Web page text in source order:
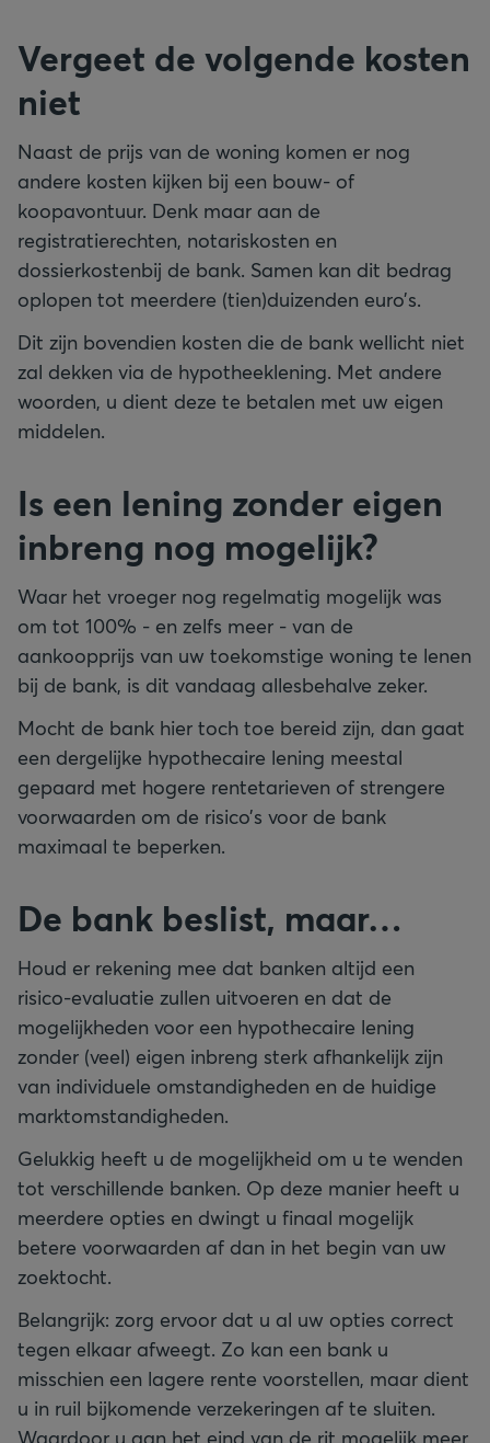
Vergeet de volgende kosten
niet
Naast de prijs van de woning komen er nog
andere kosten kijken bij een bouw- of
koopavontuur. Denk maar aan de
registratierechten, notariskosten en
dossierkostenbij de bank. Samen kan dit bedrag
oplopen tot meerdere (tien)duizenden euro’s.
Dit zijn bovendien kosten die de bank wellicht niet
zal dekken via de hypotheeklening. Met andere
woorden, u dient deze te betalen met uw eigen
middelen.
Is een lening zonder eigen
inbreng nog mogelijk?
Waar het vroeger nog regelmatig mogelijk was
om tot 100% - en zelfs meer - van de
aankoopprijs van uw toekomstige woning te lenen
bij de bank, is dit vandaag allesbehalve zeker.
Mocht de bank hier toch toe bereid zijn, dan gaat
een dergelijke hypothecaire lening meestal
gepaard met hogere rentetarieven of strengere
voorwaarden om de risico’s voor de bank
maximaal te beperken.
De bank beslist, maar…
Houd er rekening mee dat banken altijd een
risico-evaluatie zullen uitvoeren en dat de
mogelijkheden voor een hypothecaire lening
zonder (veel) eigen inbreng sterk afhankelijk zijn
van individuele omstandigheden en de huidige
marktomstandigheden.
Gelukkig heeft u de mogelijkheid om u te wenden
tot verschillende banken. Op deze manier heeft u
meerdere opties en dwingt u finaal mogelijk
betere voorwaarden af dan in het begin van uw
zoektocht.
Belangrijk: zorg ervoor dat u al uw opties correct
tegen elkaar afweegt. Zo kan een bank u
misschien een lagere rente voorstellen, maar dient
u in ruil bijkomende verzekeringen af te sluiten.
Waardoor u aan het eind van de rit mogelijk meer